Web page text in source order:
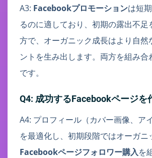
A3: Facebookプロモーションは短
るのに適しており、初期の露出不足
方で、オーガニック成長はより自然
ントを生み出します。両方を組み合
です。
Q4: 成功するFacebookページを
A4: プロフィール（カバー画像、ア
を最適化し、初期段階ではオーガニ
Facebookページフォロワー購入を